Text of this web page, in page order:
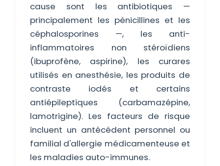
cause sont les antibiotiques —
principalement les pénicillines et les
céphalosporines —, les anti-
inflammatoires non stéroïdiens
(ibuprofène, aspirine), les curares
utilisés en anesthésie, les produits de
contraste iodés et certains
antiépileptiques (carbamazépine,
lamotrigine). Les facteurs de risque
incluent un antécédent personnel ou
familial d'allergie médicamenteuse et
les maladies auto-immunes.